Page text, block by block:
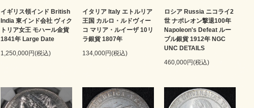
イギリス領インド British
India 東インド会社 ヴィク
トリア女王 モハール金貨
1841年 Large Date
1,250,000円(税込)
イタリア Italy エトルリア
王国 カルロ・ルドヴィー
コ マリア・ルイーザ 10リ
ラ銀貨 1807年
134,000円(税込)
ロシア Russia ニコライ2
世 ナポレオン撃退100年
Napoleon's Defeat ルー
ブル銀貨 1912年 NGC
UNC DETAILS
460,000円(税込)